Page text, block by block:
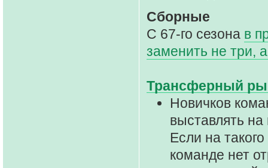
Сборные
С 67-го сезона в
заменить не три,
Трансферный
Новичков
выставлять
Если на
команде нет